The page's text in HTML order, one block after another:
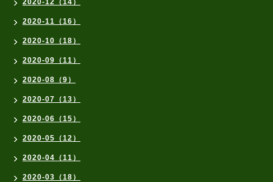
2020-12（14）
2020-11（16）
2020-10（18）
2020-09（11）
2020-08（9）
2020-07（13）
2020-06（15）
2020-05（12）
2020-04（11）
2020-03（18）